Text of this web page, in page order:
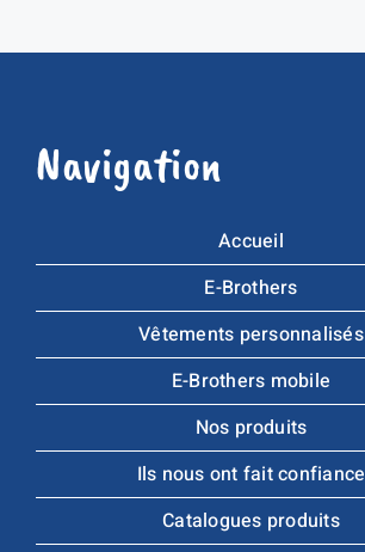
Navigation
Accueil
E-Brothers
Vêtements personnalisés
E-Brothers mobile
Nos produits
Ils nous ont fait confiance
Catalogues produits